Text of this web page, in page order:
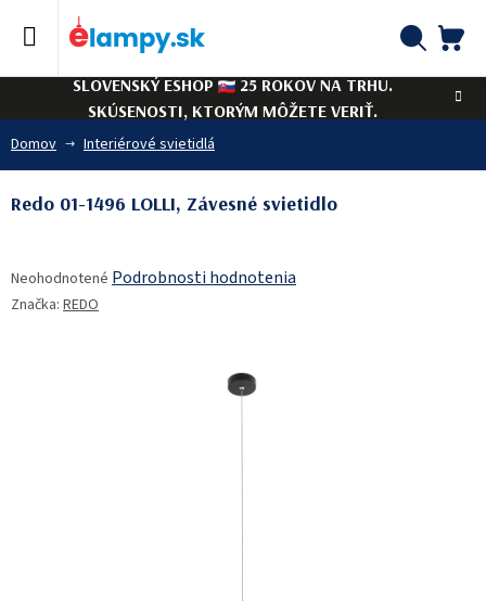
SLOVENSKÝ ESHOP
25 ROKOV NA TRHU.
SKÚSENOSTI, KTORÝM MÔŽETE VERIŤ.
Domov Interiérové svietidlá
Redo 01-1496 LOLLI, Závesné svietidlo
hodnotenie
produktu
Neohodnotené Podrobnosti hodnotenia
Značka: REDO